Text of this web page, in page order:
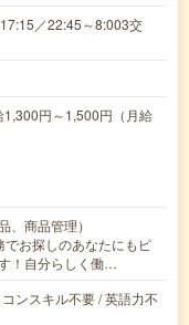
／22:45～8:003交
円～1,500円（月給
、商品管理）
お探しのあなたにもピ
！自分らしく働…
ンスキル不要 / 英語力不